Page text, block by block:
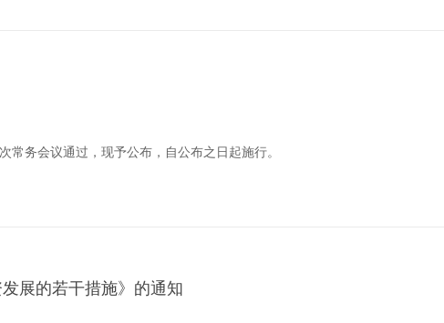
常务会议通过，现予公布，自公布之日起施行。
展的若干措施》的通知